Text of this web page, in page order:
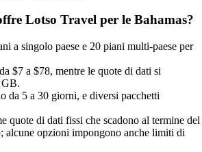
Lotso Travel per le Bahamas?
a singolo paese e 20 piani multi-paese per
$7 a $78, mentre le quote di dati si
GB.
da 5 a 30 giorni, e diversi pacchetti
quote di dati fissi che scadono al termine del
alcune opzioni impongono anche limiti di